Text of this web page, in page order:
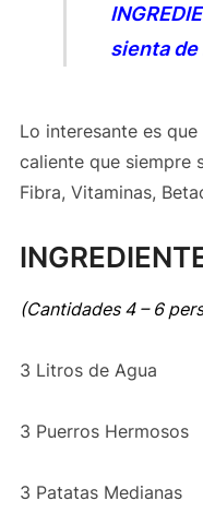
sienta de
Lo interesante es
caliente que siempre
Fibra, Vitaminas,
(Cantidades 4 – 6
3 Litros de Agua
3 Puerros Hermosos
3 Patatas Medianas